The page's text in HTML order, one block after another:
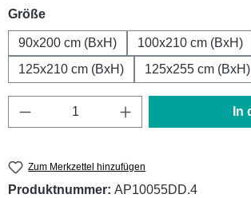
Größeauswählen
90x200 cm (BxH) 100x210 cm (BxH)
125x210 cm (BxH)
125x255 cm (BxH)
Produkt Anzahl: Gib den In
Zum Merkzettel hinzufügen
Produktnummer: AP10055DD.4